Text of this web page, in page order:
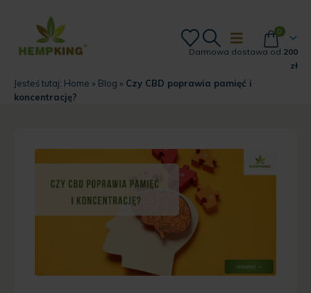
0
Darmowa dostawa od 200
zł
Jesteś tutaj: Home » Blog » Czy CBD poprawia pamięć i
koncentrację?